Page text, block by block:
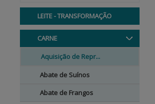
LEITE - TRANSFORMAÇÃO
CARNE
Aquisição de Repr...
Abate de Suínos
Abate de Frangos